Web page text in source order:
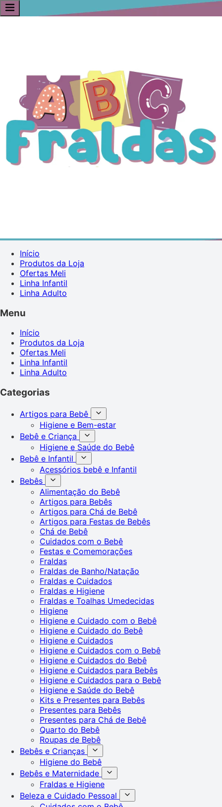
Início
Produtos da Loja
Ofertas Meli
Linha Infantil
Linha Adulto
Menu
Início
Produtos da Loja
Ofertas Meli
Linha Infantil
Linha Adulto
Categorias
Artigos para Bebê
Higiene e Bem-estar
Bebê e Criança
Higiene e Saúde do Bebê
Bebê e Infantil
Acessórios bebê e Infantil
Bebês
Alimentação do Bebê
Artigos para Bebês
Artigos para Chá de Bebê
Artigos para Festas de Bebês
Chá de Bebê
Cuidados com o Bebê
Festas e Comemorações
Fraldas
Fraldas de Banho/Natação
Fraldas e Cuidados
Fraldas e Higiene
Fraldas e Toalhas Umedecidas
Higiene
Higiene e Cuidado com o Bebê
Higiene e Cuidado do Bebê
Higiene e Cuidados
Higiene e Cuidados com o Bebê
Higiene e Cuidados do Bebê
Higiene e Cuidados para Bebês
Higiene e Cuidados para o Bebê
Higiene e Saúde do Bebê
Kits e Presentes para Bebês
Presentes para Bebês
Presentes para Chá de Bebê
Quarto do Bebê
Roupas de Bebê
Bebês e Crianças
Higiene do Bebê
Bebês e Maternidade
Fraldas e Higiene
Beleza e Cuidado Pessoal